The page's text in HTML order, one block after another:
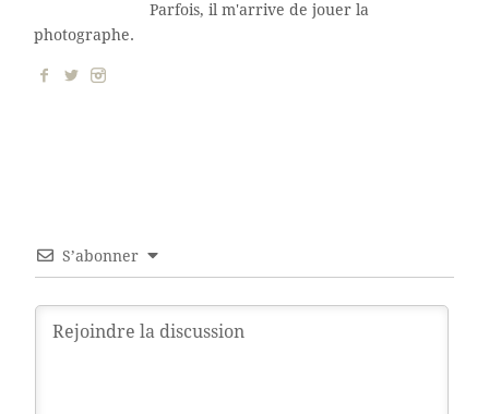
Parfois, il m'arrive de jouer la
photographe.
S’abonner